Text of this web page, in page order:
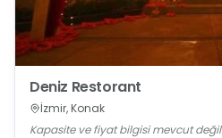
Deniz Restorant
İzmir, Konak
Kapasite ve fiyat bilgisi mevcut değil